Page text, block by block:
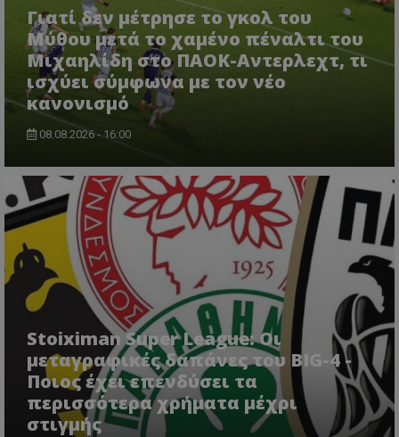
Γιατί δεν μέτρησε το γκολ του
Μύθου μετά το χαμένο πέναλτι του
Μιχαηλίδη στο ΠΑΟΚ-Αντερλεχτ, τι
ισχύει σύμφωνα με τον νέο
κανονισμό
08.08.2026 - 16:00
Stoiximan Super League: Οι
μεταγραφικές δαπάνες του BIG-4 -
Ποιος έχει επενδύσει τα
περισσότερα χρήματα μέχρι
στιγμής